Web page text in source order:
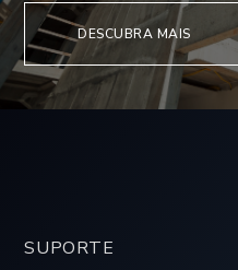
DESCUBRA MAIS
SUPORTE